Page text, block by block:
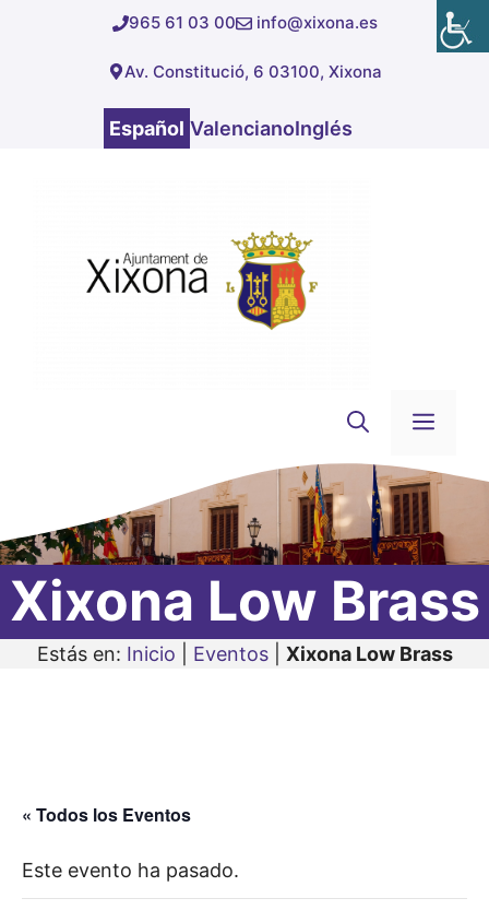
965 61 03 00 info@xixona.es
Av. Constitució, 6 03100, Xixona
Español ValencianoInglés
Xixona Low Brass
Estás en: Inicio Eventos| Xixona Low Brass
« Todos los Eventos
Este evento ha pasado.